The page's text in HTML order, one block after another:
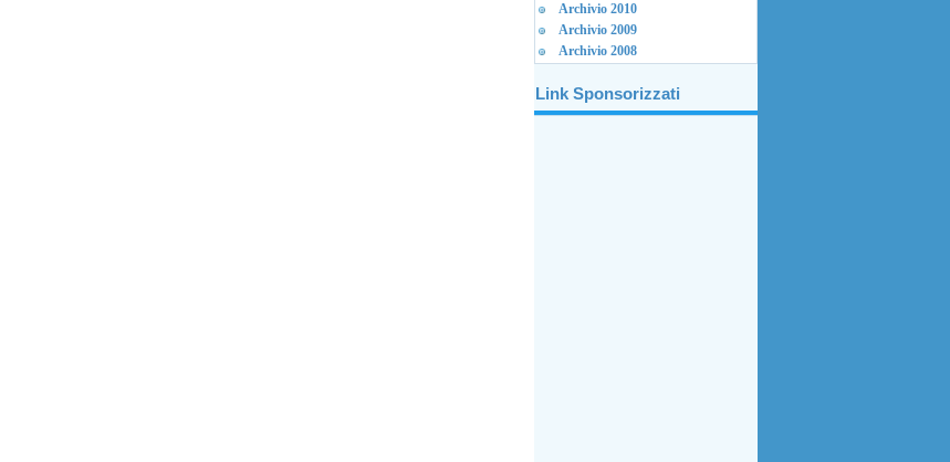
Archivio 2010
Archivio 2009
Archivio 2008
Link Sponsorizzati